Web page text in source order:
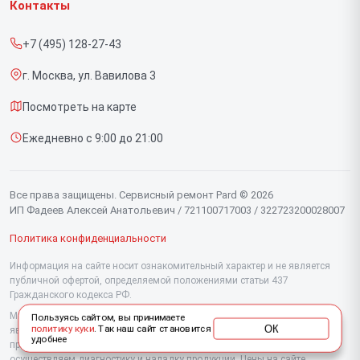
Срочный ремонт
Доставка и способы оплаты
Диагностика
Контакты
Контакты
+7 (495) 128-27-43
г. Москва, ул. Вавилова 3
Посмотреть на карте
Ежедневно с 9:00 до 21:00
Все права защищены. Сервисный ремонт Pard © 2026
ИП Фадеев Алексей Анатольевич / 721100717003 / 322723200028007
Политика конфиденциальности
Информация на сайте носит ознакомительный характер и не является
публичной офертой, определяемой положениями статьи 437
Гражданского кодекса РФ.
Мы специализируемся на обслуживании и ремонте техники Pard, но не
являемся их официальным представителем. Предоставляем
профессиональные услуги после истечения гарантии, а также
Пользуясь сайтом, вы принимаете
политику куки. Так наш сайт становится
удобнее
ОК